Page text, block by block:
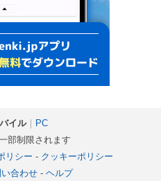
イル｜ PC
部制限されます
リシー - クッキーポリシー
合わせ- ヘルプ